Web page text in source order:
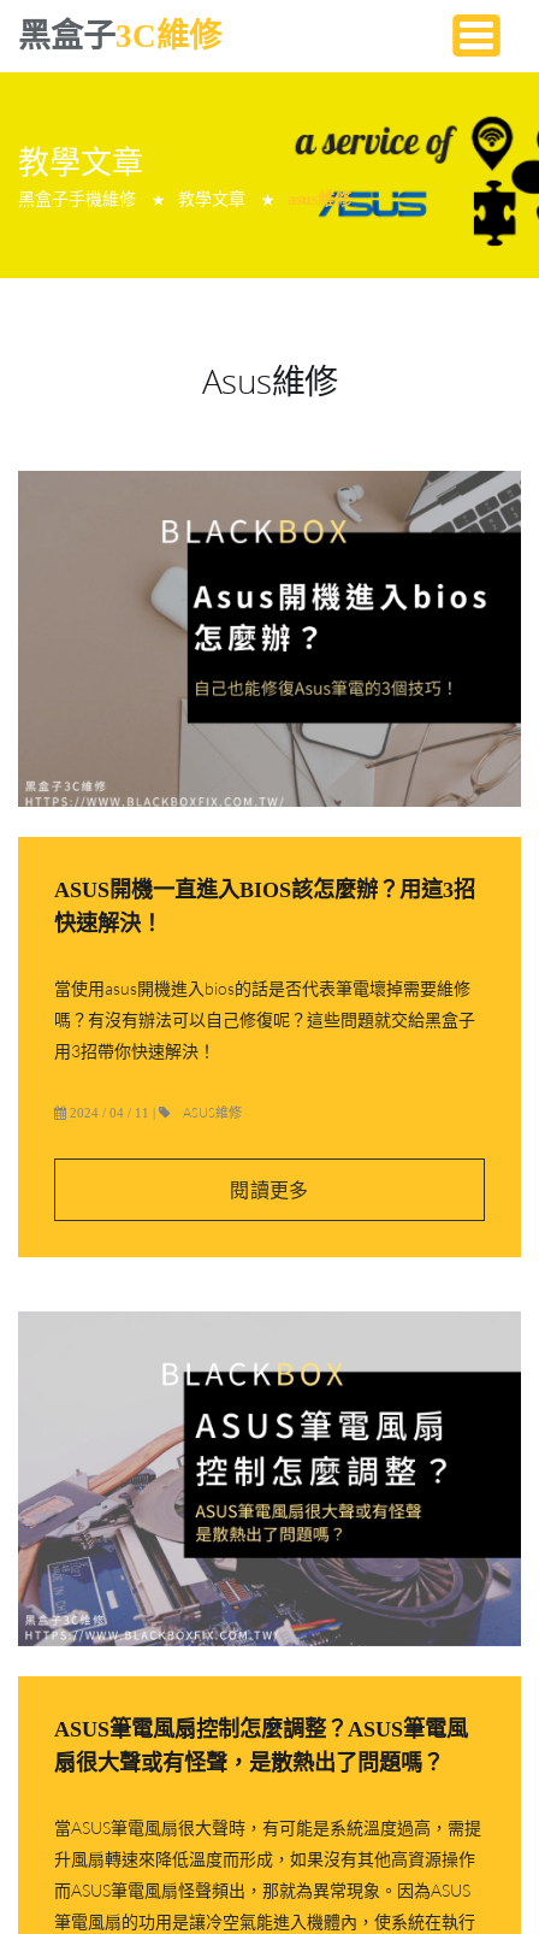
黑盒子3C維修
教學文章
黑盒子手機維修 ★ 教學文章 ★ asus維修
Asus維修
ASUS開機一直進入BIOS該怎麼辦？用這3招
快速解決！
當使用asus開機進入bios的話是否代表筆電壞掉需要維修
嗎？有沒有辦法可以自己修復呢？這些問題就交給黑盒子
用3招帶你快速解決！
2024 / 04 / 11 | ASUS維修
閱讀更多
ASUS筆電風扇控制怎麼調整？ASUS筆電風
扇很大聲或有怪聲，是散熱出了問題嗎？
當ASUS筆電風扇很大聲時，有可能是系統溫度過高，需提
升風扇轉速來降低溫度而形成，如果沒有其他高資源操作
而ASUS筆電風扇怪聲頻出，那就為異常現象。因為ASUS
筆電風扇的功用是讓冷空氣能進入機體內，使系統在執行